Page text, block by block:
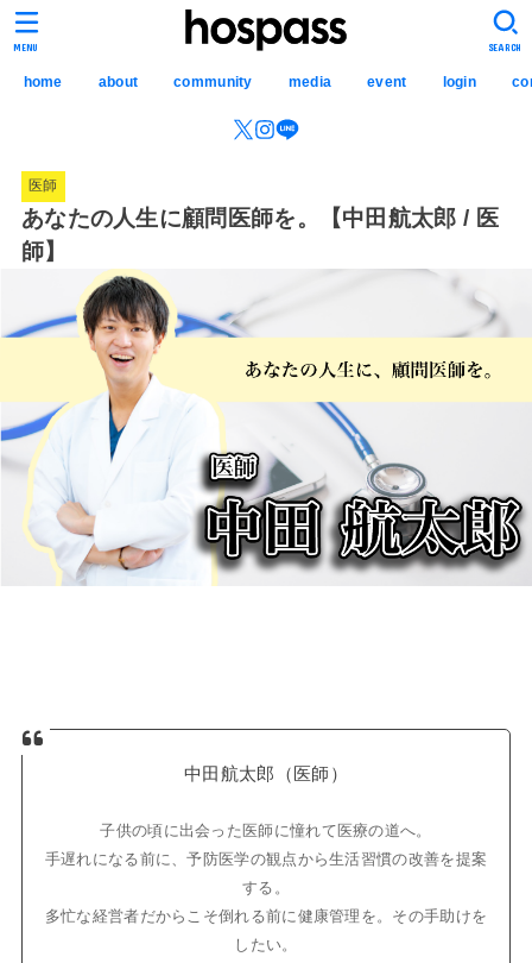
hospass media
home about community media event login
SEARCH
MENU
医師
あなたの人生に顧問医師を。【中田航太郎 / 医
師】
中田航太郎（医師）
子供の頃に出会った医師に憧れて医療の道へ。
手遅れになる前に、予防医学の観点から生活習慣の改善を提案
する。
多忙な経営者だからこそ倒れる前に健康管理を。その手助けを
したい。